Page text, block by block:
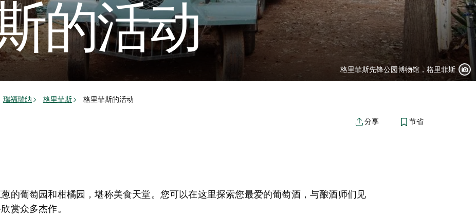
的活动
格里菲斯先锋公园博物馆，格里菲斯
瑞福瑞纳 格里菲斯 格里菲斯的活动
分享 节省
的葡萄园和柑橘园，堪称美食天堂。您可以在这里探索您最爱的葡萄酒，与酿酒师们见
赏众多杰作。